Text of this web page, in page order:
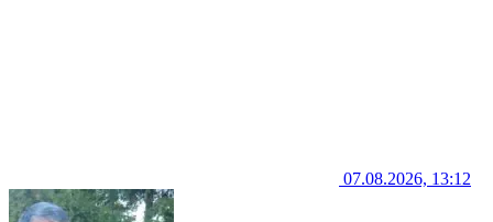
07.08.2026, 13:12